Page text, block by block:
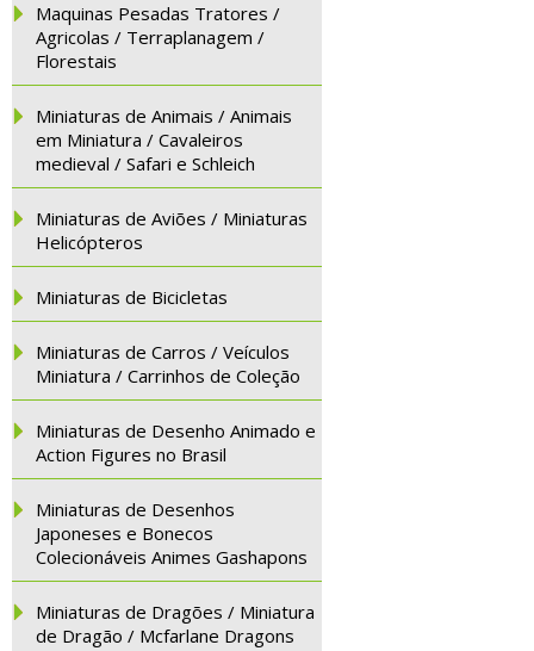
Maquinas Pesadas Tratores /
Agricolas / Terraplanagem /
Florestais
Miniaturas de Animais / Animais
em Miniatura / Cavaleiros
medieval / Safari e Schleich
Miniaturas de Aviões / Miniaturas
Helicópteros
Miniaturas de Bicicletas
Miniaturas de Carros / Veículos
Miniatura / Carrinhos de Coleção
Miniaturas de Desenho Animado e
Action Figures no Brasil
Miniaturas de Desenhos
Japoneses e Bonecos
Colecionáveis Animes Gashapons
Miniaturas de Dragões / Miniatura
de Dragão / Mcfarlane Dragons